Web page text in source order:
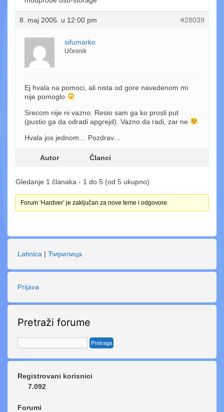
8. maj 2005. u 12:00 pm #28039
sifumarko
Učesnik
Ej hvala na pomoci, ali nista od gore navedenom mi
nije pomoglo
Srecom nije ni vazno. Resio sam ga ko prosli put
(pustio ga da odradi apgrejd). Vazno da radi, zar ne
Hvala jos jednom… Pozdrav…
Autor Članci
Gledanje 1 članaka - 1 do 5 (od 5 ukupno)
Forum ‘Hardver’ je zaključan za nove teme i odgovore.
Latinica | Ћирилица
Prijava
Pretraži forume
Registrovani korisnici
7.092
Forumi